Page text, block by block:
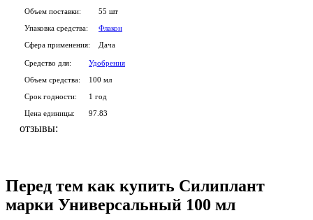
Объем поставки:
55 шт
Упаковка средства:
Флакон
Сфера применения:
Дача
Средство для:
Удобрения
Объем средства:
100 мл
Срок годности:
1 год
Цена единицы:
97.83
отзывы:
Перед тем как купить Силиплант
марки Универсальный 100 мл